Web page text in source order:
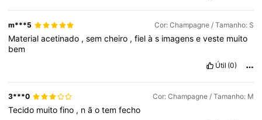
m***5 Cor: Champagne / Tamanho: S
Materialacetinado ,semcheiro ,fielàs imagenseveste muito
bem
Útil (0)
3***0 Cor: Champagne / Tamanho: M
Tecido muitofino , nãotemfecho